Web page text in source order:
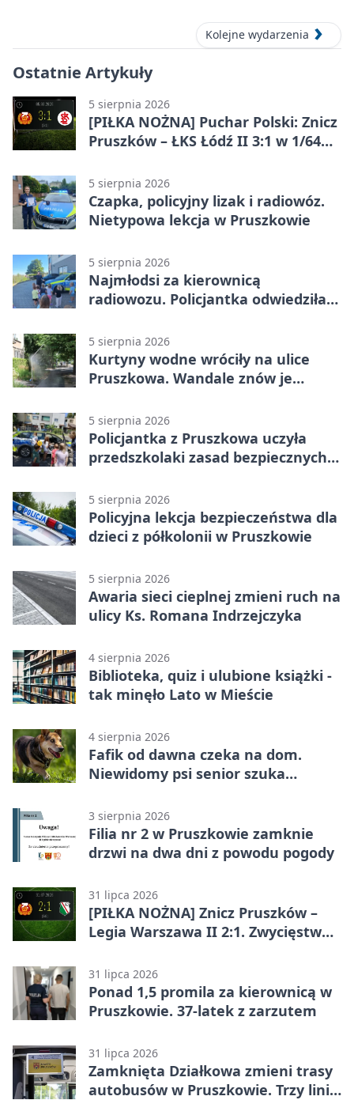
Kolejne wydarzenia
Ostatnie Artykuły
5 sierpnia 2026
[PIŁKA NOŻNA] Puchar Polski: Znicz
Pruszków – ŁKS Łódź II 3:1 w 1/64
5 sierpnia 2026
Czapka, policyjny lizak i radiowóz.
Nietypowa lekcja w Pruszkowie
5 sierpnia 2026
Najmłodsi za kierownicą
radiowozu. Policjantka odwiedziła
5 sierpnia 2026
Kurtyny wodne wróciły na ulice
Pruszkowa. Wandale znów je
5 sierpnia 2026
Policjantka z Pruszkowa uczyła
przedszkolaki zasad bezpiecznych
5 sierpnia 2026
Policyjna lekcja bezpieczeństwa dla
dzieci z półkolonii w Pruszkowie
5 sierpnia 2026
Awaria sieci cieplnej zmieni ruch na
ulicy Ks. Romana Indrzejczyka
4 sierpnia 2026
Biblioteka, quiz i ulubione książki -
tak minęło Lato w Mieście
4 sierpnia 2026
Fafik od dawna czeka na dom.
Niewidomy psi senior szuka
3 sierpnia 2026
Filia nr 2 w Pruszkowie zamknie
drzwi na dwa dni z powodu pogody
31 lipca 2026
[PIŁKA NOŻNA] Znicz Pruszków –
Legia Warszawa II 2:1. Zwycięstwo
minucie
31 lipca 2026
Ponad 1,5 promila za kierownicą w
Pruszkowie. 37-latek z zarzutem
31 lipca 2026
Zamknięta Działkowa zmieni trasy
autobusów w Pruszkowie. Trzy linie